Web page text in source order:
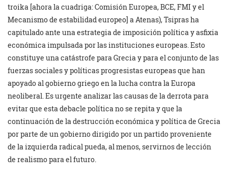
troika [ahora la cuadriga: Comisión Europea, BCE, FMI y el
Mecanismo de estabilidad europeo] a Atenas), Tsipras ha
capitulado ante una estrategia de imposición política y asfixia
económica impulsada por las instituciones europeas. Esto
constituye una catástrofe para Grecia y para el conjunto de las
fuerzas sociales y políticas progresistas europeas que han
apoyado al gobierno griego en la lucha contra la Europa
neoliberal. Es urgente analizar las causas de la derrota para
evitar que esta debacle política no se repita y que la
continuación de la destrucción económica y política de Grecia
por parte de un gobierno dirigido por un partido proveniente
de la izquierda radical pueda, al menos, servirnos de lección
de realismo para el futuro.